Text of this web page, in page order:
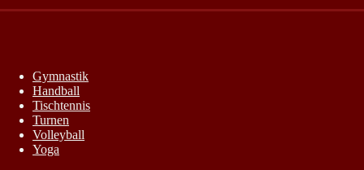
Gymnastik
Handball
Tischtennis
Turnen
Volleyball
Yoga